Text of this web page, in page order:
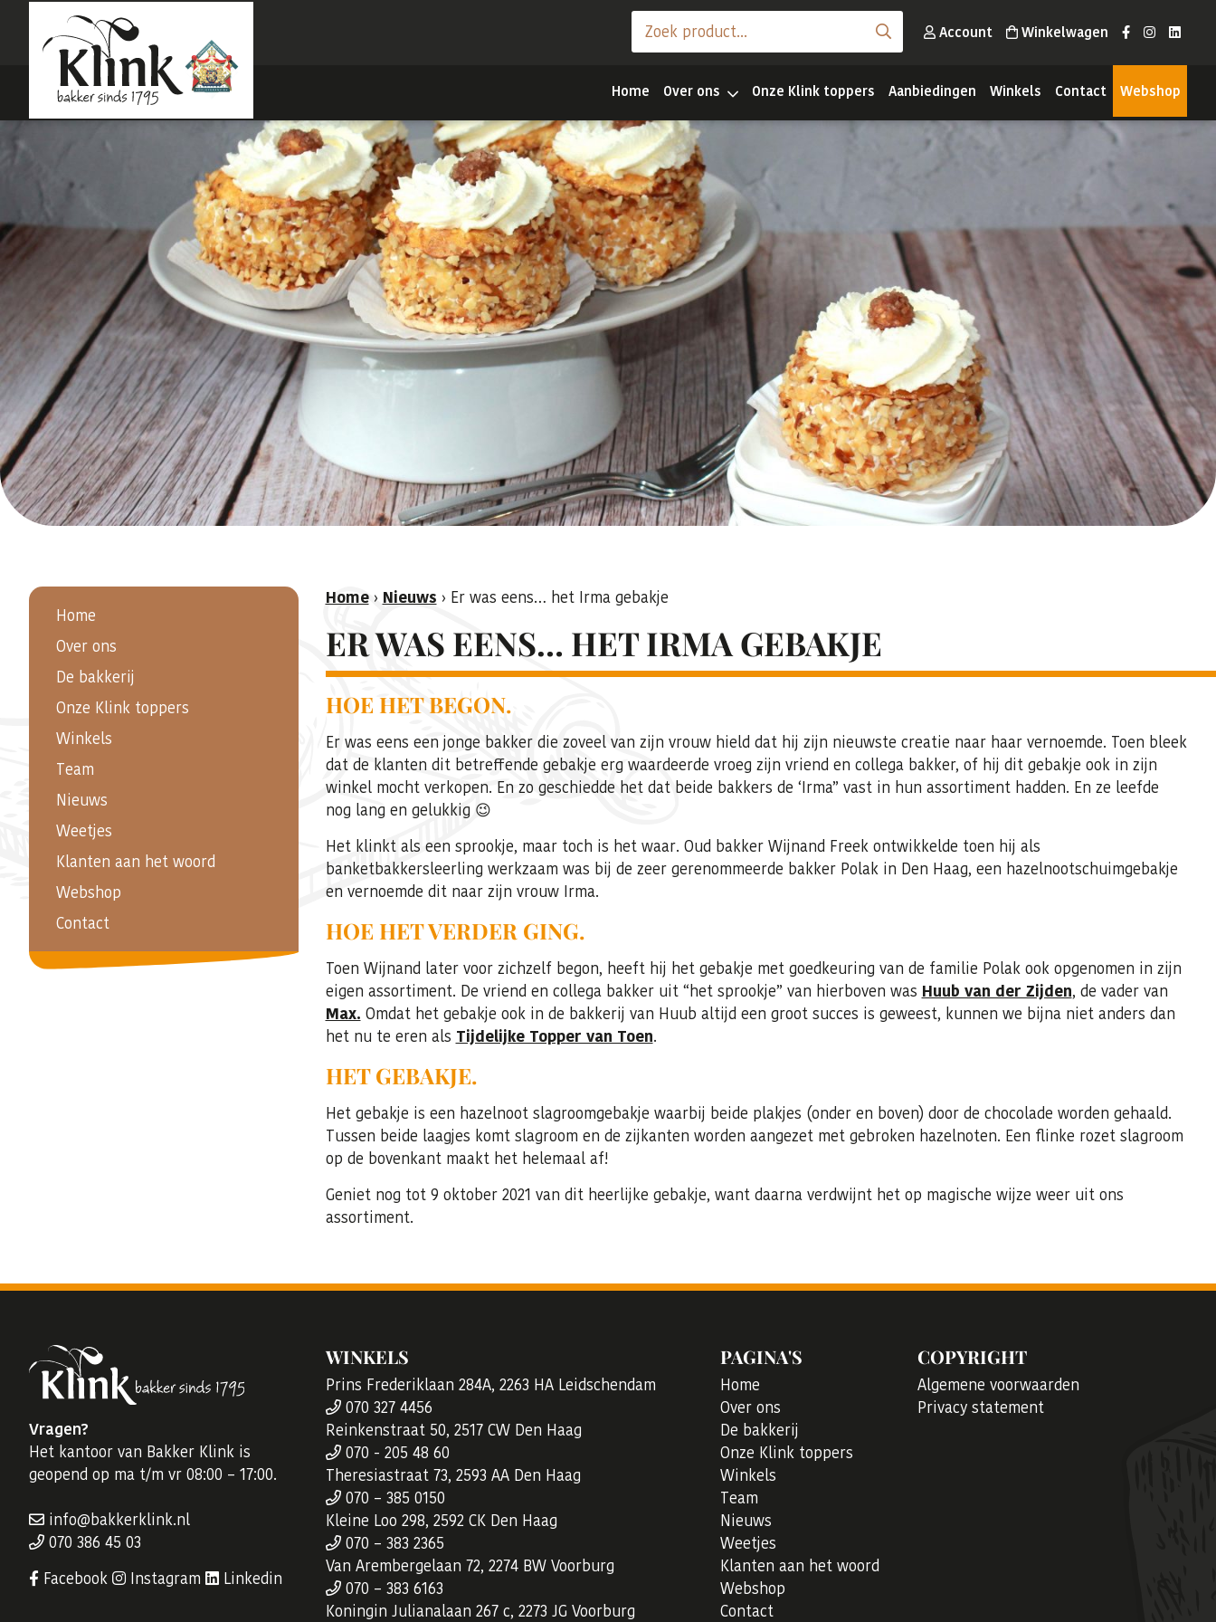
Account Winkelwagen
Home Over ons Onze Klink toppers Aanbiedingen Winkels Contact Webshop
Home
Over ons
De bakkerij
Onze Klink toppers
Winkels
Team
Nieuws
Weetjes
Klanten aan het woord
Webshop
Contact
Home› Nieuws › Er was eens… het Irma gebakje
ER WAS EENS… HET IRMA GEBAKJE
HOE HET BEGON.
Er was eens een jonge bakker die zoveel van zijn vrouw hield dat hij zijn nieuwste creatie naar haar vernoemde. Toen bleek
dat de klanten dit betreffende gebakje erg waardeerde vroeg zijn vriend en collega bakker, of hij dit gebakje ook in zijn
winkel mocht verkopen. En zo geschiedde het dat beide bakkers de ‘Irma” vast in hun assortiment hadden. En ze leefde
nog lang en gelukkig 😉
Het klinkt als een sprookje, maar toch is het waar. Oud bakker Wijnand Freek ontwikkelde toen hij als
banketbakkersleerling werkzaam was bij de zeer gerenommeerde bakker Polak in Den Haag, een hazelnootschuimgebakje
en vernoemde dit naar zijn vrouw Irma.
HOE HET VERDER GING.
Toen Wijnand later voor zichzelf begon, heeft hij het gebakje met goedkeuring van de familie Polak ook opgenomen in zijn
eigen assortiment. De vriend en collega bakker uit “het sprookje” van hierboven was Huub van der Zijden, de vader van
Max. Omdat het gebakje ook in de bakkerij van Huub altijd een groot succes is geweest, kunnen we bijna niet anders dan
het nu te eren als Tijdelijke Topper van Toen.
HET GEBAKJE.
Het gebakje is een hazelnoot slagroomgebakje waarbij beide plakjes (onder en boven) door de chocolade worden gehaald.
Tussen beide laagjes komt slagroom en de zijkanten worden aangezet met gebroken hazelnoten. Een flinke rozet slagroom
op de bovenkant maakt het helemaal af!
Geniet nog tot 9 oktober 2021 van dit heerlijke gebakje, want daarna verdwijnt het op magische wijze weer uit ons
assortiment.
Vragen?
Het kantoor van Bakker Klink is
geopend op ma t/m vr 08:00 – 17:00.
info@bakkerklink.nl
070 386 45 03
Facebook
Instagram Linkedin
WINKELS
Prins Frederiklaan 284A, 2263 HA Leidschendam
070 327 4456
Reinkenstraat 50, 2517 CW Den Haag
070 - 205 48 60
Theresiastraat 73, 2593 AA Den Haag
070 – 385 0150
Kleine Loo 298, 2592 CK Den Haag
070 – 383 2365
Van Arembergelaan 72, 2274 BW Voorburg
070 – 383 6163
Koningin Julianalaan 267 c, 2273 JG Voorburg
PAGINA'S
Home
Over ons
De bakkerij
Onze Klink toppers
Winkels
Team
Nieuws
Weetjes
Klanten aan het woord
Webshop
Contact
COPYRIGHT
Algemene voorwaarden
Privacy statement